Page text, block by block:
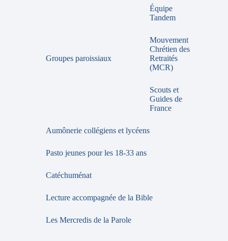
Groupes paroissiaux
Équipe
Tandem
Mouvement
Chrétien des
Retraités
(MCR)
Scouts et
Guides de
France
Aumônerie collégiens et lycéens
Pasto jeunes pour les 18-33 ans
Catéchuménat
Lecture accompagnée de la Bible
Les Mercredis de la Parole